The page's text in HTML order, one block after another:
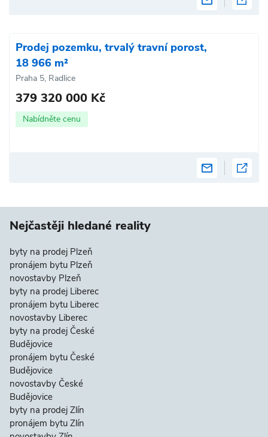
Prodej pozemku, trvalý travní porost,
18 966 m²
Praha 5, Radlice
379 320 000 Kč
Nabídněte cenu
Nejčastěji hledané reality
byty na prodej Plzeň
pronájem bytu Plzeň
novostavby Plzeň
byty na prodej Liberec
pronájem bytu Liberec
novostavby Liberec
byty na prodej České
Budějovice
pronájem bytu České
Budějovice
novostavby České
Budějovice
byty na prodej Zlín
pronájem bytu Zlín